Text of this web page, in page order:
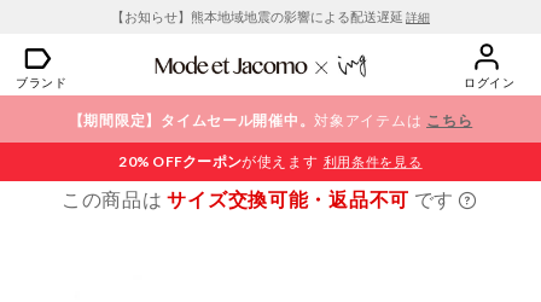
【お知らせ】熊本地域地震の影響による配送遅延 詳細
ブランド ログイン
【期間限定】タイムセール開催中。対象アイテムは こちら
20% OFFクーポンが使えます 利用条件を見る
この商品はサイズ交換可能・返品不可 です